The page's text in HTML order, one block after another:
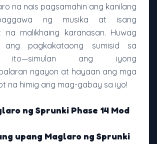
na nais pagsamahin ang kanilang
ng musika at isang
na malikhaing karanasan. Huwag
ang pagkakataong sumisid sa
ito—simulan ang iyong
ngayon at hayaan ang mga
na himig ang mag-gabay sa iyo!
ng Sprunki Phase 14 Mod
upang Maglaro ng Sprunki